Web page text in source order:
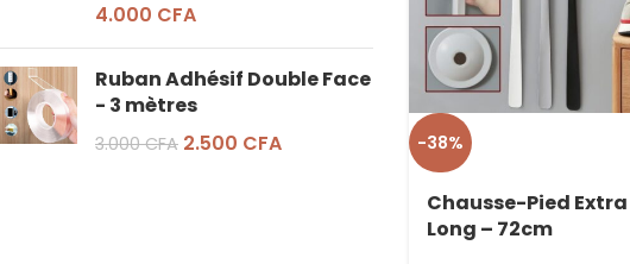
4.000 CFA
Ruban Adhésif Double Face
- 3 mètres
3.000CFA 2.500 CFA -38%
Chausse-Pied Extra
Long – 72cm